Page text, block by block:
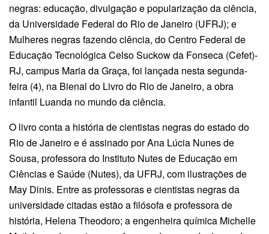
negras: educação, divulgação e popularização da ciência,
da Universidade Federal do Rio de Janeiro (UFRJ); e
Mulheres negras fazendo ciência, do Centro Federal de
Educação Tecnológica Celso Suckow da Fonseca (Cefet)-
RJ, campus Maria da Graça, foi lançada nesta segunda-
feira (4), na Bienal do Livro do Rio de Janeiro, a obra
infantil Luanda no mundo da ciência.
O livro conta a história de cientistas negras do estado do
Rio de Janeiro e é assinado por Ana Lúcia Nunes de
Sousa, professora do Instituto Nutes de Educação em
Ciências e Saúde (Nutes), da UFRJ, com ilustrações de
May Dinis. Entre as professoras e cientistas negras da
universidade citadas estão a filósofa e professora de
história, Helena Theodoro; a engenheira química Michelle